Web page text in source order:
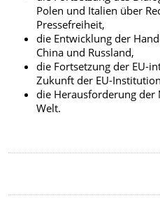
Polen und Italien über
Pressefreiheit,
die Entwicklung der
China und Russland,
die Fortsetzung der EU-
Zukunft der EU-
die Herausforderung der
Welt.